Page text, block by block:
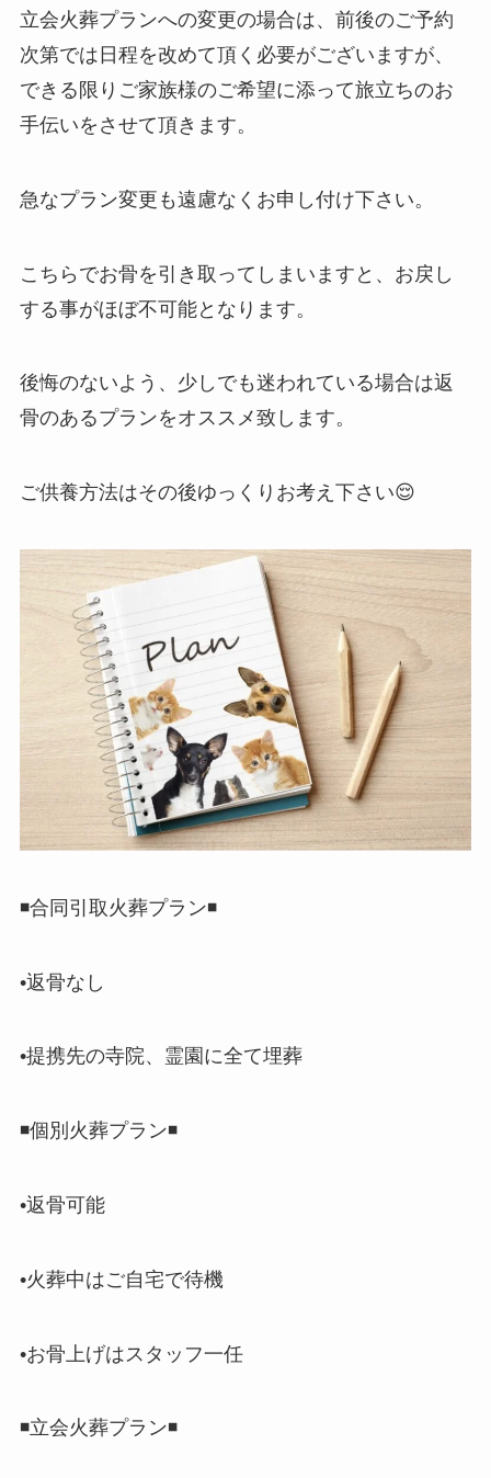
立会火葬プランへの変更の場合は、前後のご予約
次第では日程を改めて頂く必要がございますが、
できる限りご家族様のご希望に添って旅立ちのお
手伝いをさせて頂きます。
急なプラン変更も遠慮なくお申し付け下さい。
こちらでお骨を引き取ってしまいますと、お戻し
する事がほぼ不可能となります。
後悔のないよう、少しでも迷われている場合は返
骨のあるプランをオススメ致します。
ご供養方法はその後ゆっくりお考え下さい😌
◾️合同引取火葬プラン◾️
•返骨なし
•提携先の寺院、霊園に全て埋葬
◾️個別火葬プラン◾️
•返骨可能
•火葬中はご自宅で待機
•お骨上げはスタッフ一任
◾️立会火葬プラン◾️